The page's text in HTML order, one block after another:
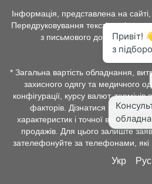
Інформація, представлена на
Передруковування текстів та інше
з письмового дозволу
* Загальна вартість обладнання,
захисного одягу та медичного
конфігурації, курсу валют,
факторів. Дізнатися про
характеристик і точної вартості
продажів. Для цього залиште
зателефонуйте за телефонами, які
Укр Рус